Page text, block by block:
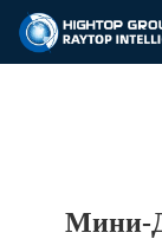
Мини-